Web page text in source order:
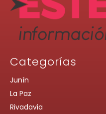
Categorías
Junín
La Paz
Rivadavia